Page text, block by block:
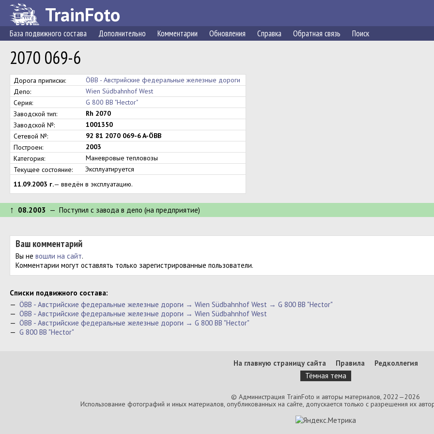
TrainFoto
База подвижного состава Дополнительно Комментарии Обновления Справка Обратная связь Поиск
2070 069-6
Дорога приписки:
ÖBB - Австрийские федеральные железные дороги
Депо:
Wien Südbahnhof West
Серия:
G 800 BB "Hector"
Заводской тип:
Rh 2070
Заводской №:
1001350
Сетевой №:
92 81 2070 069-6 A-ÖBB
Построен:
2003
Категория:
Маневровые тепловозы
Текущее состояние:
Эксплуатируется
11.09.2003 г.— введён в эксплуатацию.
↑ 08.2003 — Поступил c завода в депо (на предприятие)
Ваш комментарий
Вы не вошли на сайт.
Комментарии могут оставлять только зарегистрированные пользователи.
Cписки подвижного состава:
— ÖBB - Австрийские федеральные железные дороги → Wien Südbahnhof West → G 800 BB "Hector"
— ÖBB - Австрийские федеральные железные дороги → Wien Südbahnhof West
— ÖBB - Австрийские федеральные железные дороги → G 800 BB "Hector"
— G 800 BB "Hector"
На главную страницу сайта Правила
Редколлегия
Тёмная тема
© Администрация TrainFoto и авторы материалов, 2022—2026
Использование фотографий и иных материалов, опубликованных на сайте, допускается только с разрешения их